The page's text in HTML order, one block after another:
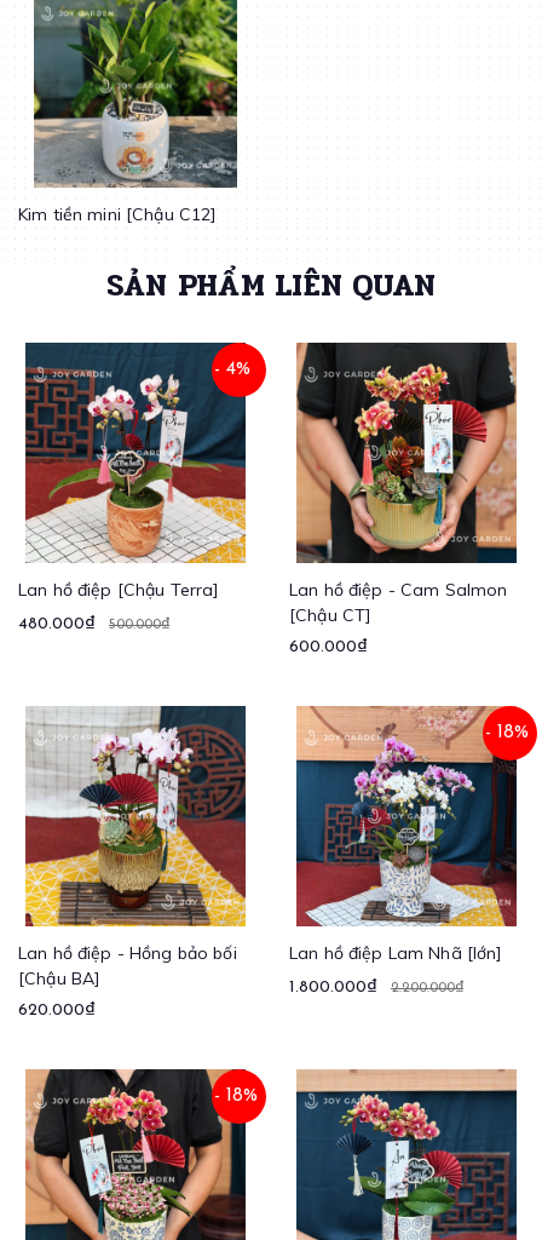
Kim tiền mini [Chậu C12]
SẢN PHẨM LIÊN QUAN
- 4%
Lan hồ điệp [Chậu Terra]
480.000₫ 500.000₫
Lan hồ điệp - Cam Salmon
[Chậu CT]
600.000₫
Lan hồ điệp - Hồng bảo bối
[Chậu BA]
620.000₫
- 18%
Lan hồ điệp Lam Nhã [lớn]
1.800.000₫ 2.200.000₫
- 18%